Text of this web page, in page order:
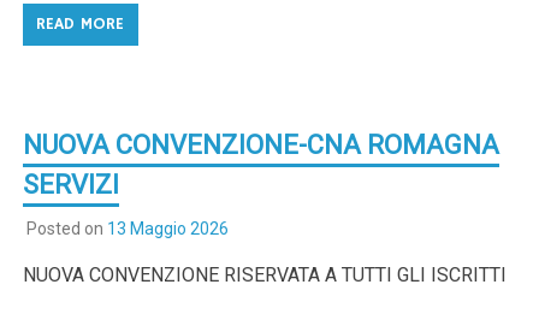
READ MORE
NUOVA CONVENZIONE-CNA ROMAGNA
SERVIZI
Posted on 13 Maggio 2026
NUOVA CONVENZIONE RISERVATA A TUTTI GLI ISCRITTI